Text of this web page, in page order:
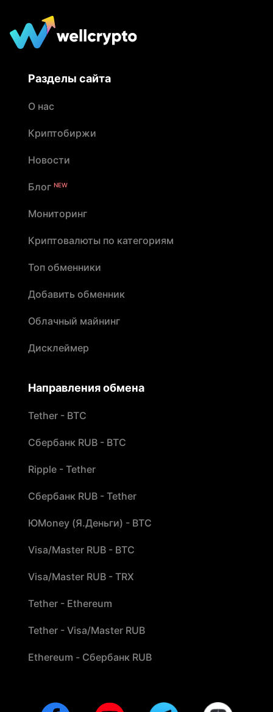
Разделы сайта
О нас
Криптобиржи
Новости
Блог NEW
Мониторинг
Криптовалюты по категориям
Топ обменники
Добавить обменник
Облачный майнинг
Дисклеймер
Направления обмена
Tether - BTC
Сбербанк RUB - BTC
Ripple - Tether
Сбербанк RUB - Tether
ЮMoney (Я.Деньги) - BTC
Visa/Master RUB - BTC
Visa/Master RUB - TRX
Tether - Ethereum
Tether - Visa/Master RUB
Ethereum - Сбербанк RUB